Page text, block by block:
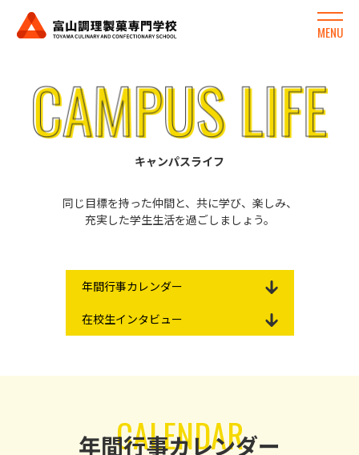
MENU
キャンパスライフ
同じ目標を持った仲間と、共に学び、楽しみ、
充実した学生生活を過ごしましょう。
年間行事カレンダー
在校生インタビュー
CALENDAR
年間行事カレンダー